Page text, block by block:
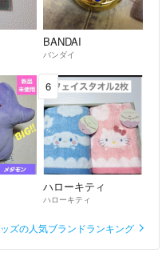
BANDAI
バンダイ
6
ハローキティ
ハローキティ
ズの人気ブランドランキング